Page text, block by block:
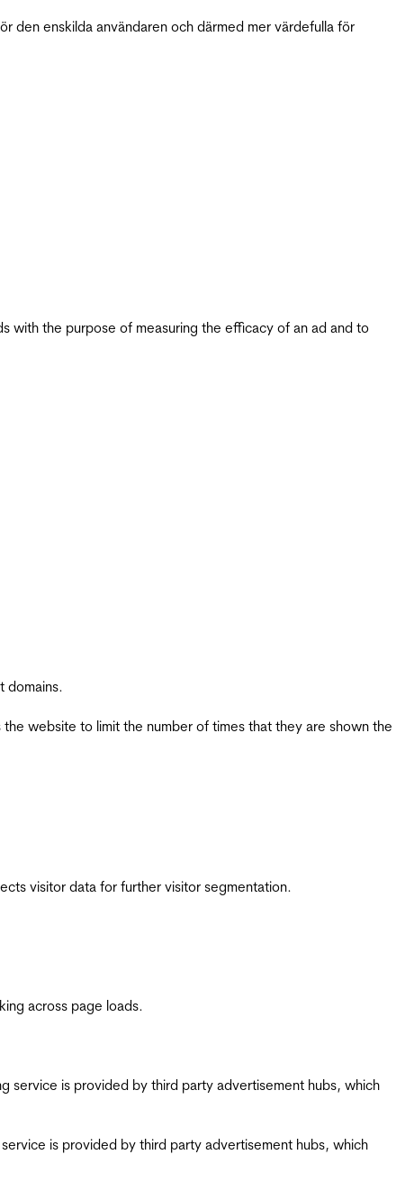
den enskilda användaren och därmed mer värdefulla för
with the purpose of measuring the efficacy of an ad and to
domains.
website to limit the number of times that they are shown the
visitor data for further visitor segmentation.
across page loads.
service is provided by third party advertisement hubs, which
is provided by third party advertisement hubs, which